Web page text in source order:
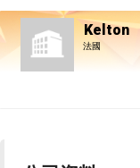
Kelton
法國